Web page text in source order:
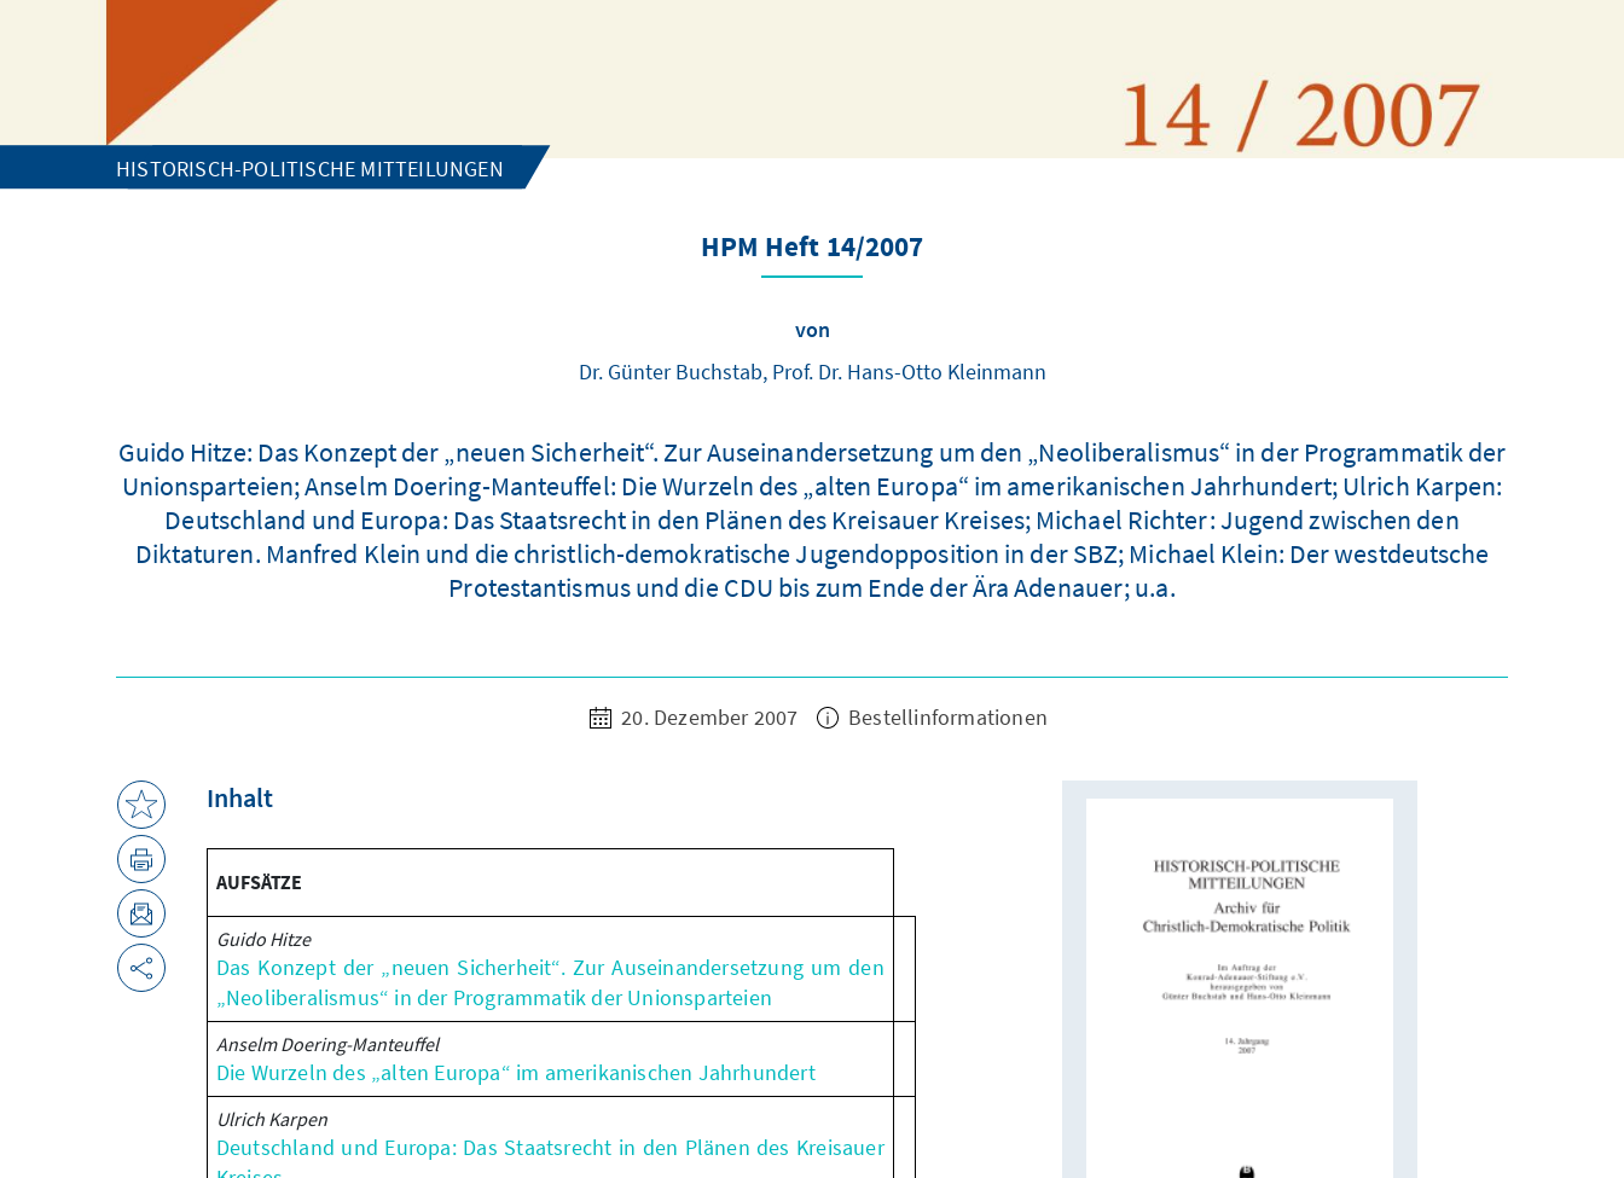
HISTORISCH-POLITISCHE MITTEILUNGEN
HPM Heft 14/2007
von
Dr. Günter Buchstab, Prof. Dr. Hans-Otto Kleinmann
Guido Hitze: Das Konzept der „neuen Sicherheit“. Zur Auseinandersetzung um den „Neoliberalismus“ in der Programmatik der
Unionsparteien; Anselm Doering-Manteuffel: Die Wurzeln des „alten Europa“ im amerikanischen Jahrhundert; Ulrich Karpen:
Deutschland und Europa: Das Staatsrecht in den Plänen des Kreisauer Kreises; Michael Richter: Jugend zwischen den
Diktaturen. Manfred Klein und die christlich-demokratische Jugendopposition in der SBZ; Michael Klein: Der westdeutsche
Protestantismus und die CDU bis zum Ende der Ära Adenauer; u.a.
20. Dezember 2007 Bestellinformationen
Inhalt
AUFSÄTZE
Guido Hitze
Das Konzept der „neuen Sicherheit“. Zur Auseinandersetzung um den
„Neoliberalismus“ in der Programmatik der Unionsparteien
Anselm Doering-Manteuffel
Die Wurzeln des „alten Europa“ im amerikanischen Jahrhundert
Ulrich Karpen
Deutschland und Europa: Das Staatsrecht in den Plänen des Kreisauer